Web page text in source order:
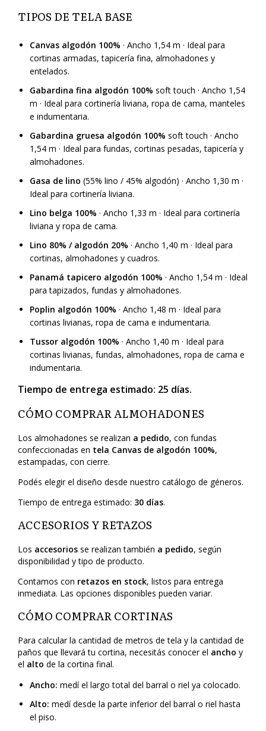
TIPOS DE TELA BASE
Canvas algodón 100% · Ancho 1,54 m · Ideal para
cortinas armadas, tapicería fina, almohadones y
entelados.
Gabardina fina algodón 100% soft touch · Ancho 1,54
m · Ideal para cortinería liviana, ropa de cama, manteles
e indumentaria.
Gabardina gruesa algodón 100% soft touch · Ancho
1,54 m · Ideal para fundas, cortinas pesadas, tapicería y
almohadones.
Gasa de lino (55% lino / 45% algodón) · Ancho 1,30 m ·
Ideal para cortinería liviana.
Lino belga 100% · Ancho 1,33 m · Ideal para cortinería
liviana y ropa de cama.
Lino 80% / algodón 20% · Ancho 1,40 m · Ideal para
cortinas, almohadones y cuadros.
Panamá tapicero algodón 100% · Ancho 1,54 m · Ideal
para tapizados, fundas y almohadones.
Poplin algodón 100% · Ancho 1,48 m · Ideal para
cortinas livianas, ropa de cama e indumentaria.
Tussor algodón 100% · Ancho 1,40 m · Ideal para
cortinas livianas, fundas, almohadones, ropa de cama e
indumentaria.
Tiempo de entrega estimado: 25 días.
CÓMO COMPRAR ALMOHADONES
Los almohadones se realizan a pedido, con fundas
confeccionadas en tela Canvas de algodón 100%,
estampadas, con cierre.
Podés elegir el diseño desde nuestro catálogo de géneros.
Tiempo de entrega estimado: 30 días.
ACCESORIOS Y RETAZOS
Los accesorios se realizan también a pedido, según
disponibilidad y tipo de producto.
Contamos con retazos en stock, listos para entrega
inmediata. Las opciones disponibles pueden variar.
CÓMO COMPRAR CORTINAS
Para calcular la cantidad de metros de tela y la cantidad de
paños que llevará tu cortina, necesitás conocer el ancho y
el alto de la cortina final.
Ancho: medí el largo total del barral o riel ya colocado.
Alto: medí desde la parte inferior del barral o riel hasta
el piso.